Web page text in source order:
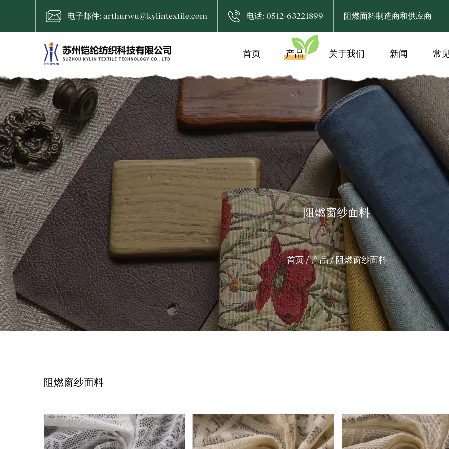
电子邮件: arthurwu@kylintextile.com 电话: 0512-63221899 阻燃面料制造商和供应商
首页 产品 关于我们 新闻 常
阻燃窗纱面料
首页/产品/阻燃窗纱面料
阻燃窗纱面料